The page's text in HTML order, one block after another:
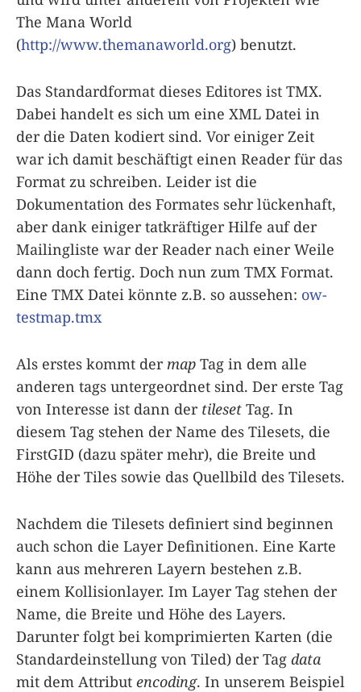
The Mana World
(http://www.themanaworld.org) benutzt.
Das Standardformat dieses Editores ist TMX.
Dabei handelt es sich um eine XML Datei in
der die Daten kodiert sind. Vor einiger Zeit
war ich damit beschäftigt einen Reader für das
Format zu schreiben. Leider ist die
Dokumentation des Formates sehr lückenhaft,
aber dank einiger tatkräftiger Hilfe auf der
Mailingliste war der Reader nach einer Weile
dann doch fertig. Doch nun zum TMX Format.
Eine TMX Datei könnte z.B. so aussehen: ow-
testmap.tmx
Als erstes kommt der map Tag in dem alle
anderen tags untergeordnet sind. Der erste Tag
von Interesse ist dann der tileset Tag. In
diesem Tag stehen der Name des Tilesets, die
FirstGID (dazu später mehr), die Breite und
Höhe der Tiles sowie das Quellbild des Tilesets.
Nachdem die Tilesets definiert sind beginnen
auch schon die Layer Definitionen. Eine Karte
kann aus mehreren Layern bestehen z.B.
einem Kollisionlayer. Im Layer Tag stehen der
Name, die Breite und Höhe des Layers.
Darunter folgt bei komprimierten Karten (die
Standardeinstellung von Tiled) der Tag data
mit dem Attribut encoding. In unserem Beispiel